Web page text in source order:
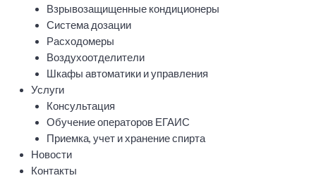
Взрывозащищенные кондиционеры
Система дозации
Расходомеры
Воздухоотделители
Шкафы автоматики и управления
Услуги
Консультация
Обучение операторов ЕГАИС
Приемка, учет и хранение спирта
Новости
Контакты